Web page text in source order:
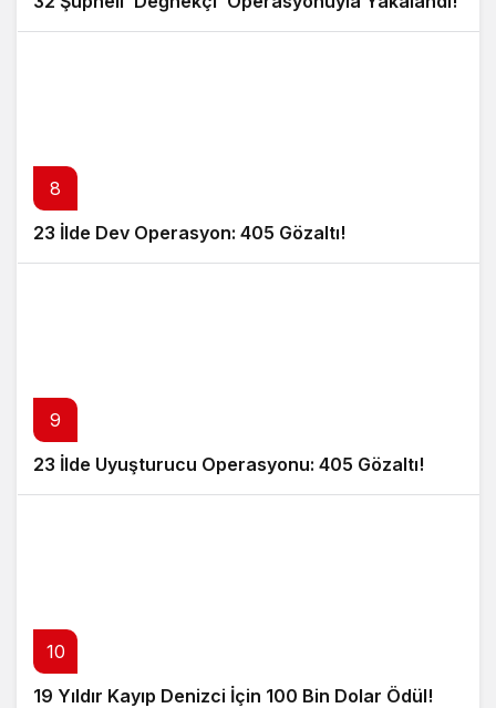
8
23 İlde Dev Operasyon: 405 Gözaltı!
9
23 İlde Uyuşturucu Operasyonu: 405 Gözaltı!
10
19 Yıldır Kayıp Denizci İçin 100 Bin Dolar Ödül!